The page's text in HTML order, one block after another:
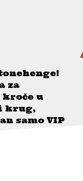
za
u
krug,
samo VIP